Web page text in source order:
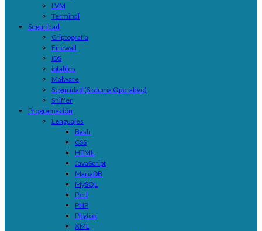
LVM
Terminal
Seguridad
Criptografía
Firewall
IDS
iptables
Malware
Seguridad (Sistema Operativo)
Sniffer
Programación
Lenguajes
Bash
CSS
HTML
JavaScript
MariaDB
MySQL
Perl
PHP
Phyton
XML